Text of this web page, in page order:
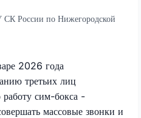
СК России по Нижегородской
2026 года
третьих лиц
сим-бокса -
массовые звонки и